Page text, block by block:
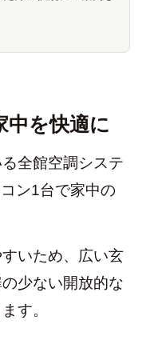
中を快適に
全館空調システ
ン1台で家中の
いため、広い玄
少ない開放的な
す。